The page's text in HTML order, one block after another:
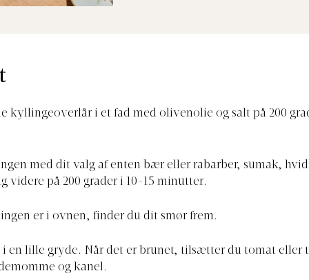
kyllingeoverlår i et fad med olivenolie og salt på 200
med dit valg af enten bær eller rabarber, sumak,
videre på 200 grader i 10-15 minutter.
er i ovnen, finder du dit smør frem.
i en lille gryde. Når det er brunet, tilsætter du tomat eller
og kanel.